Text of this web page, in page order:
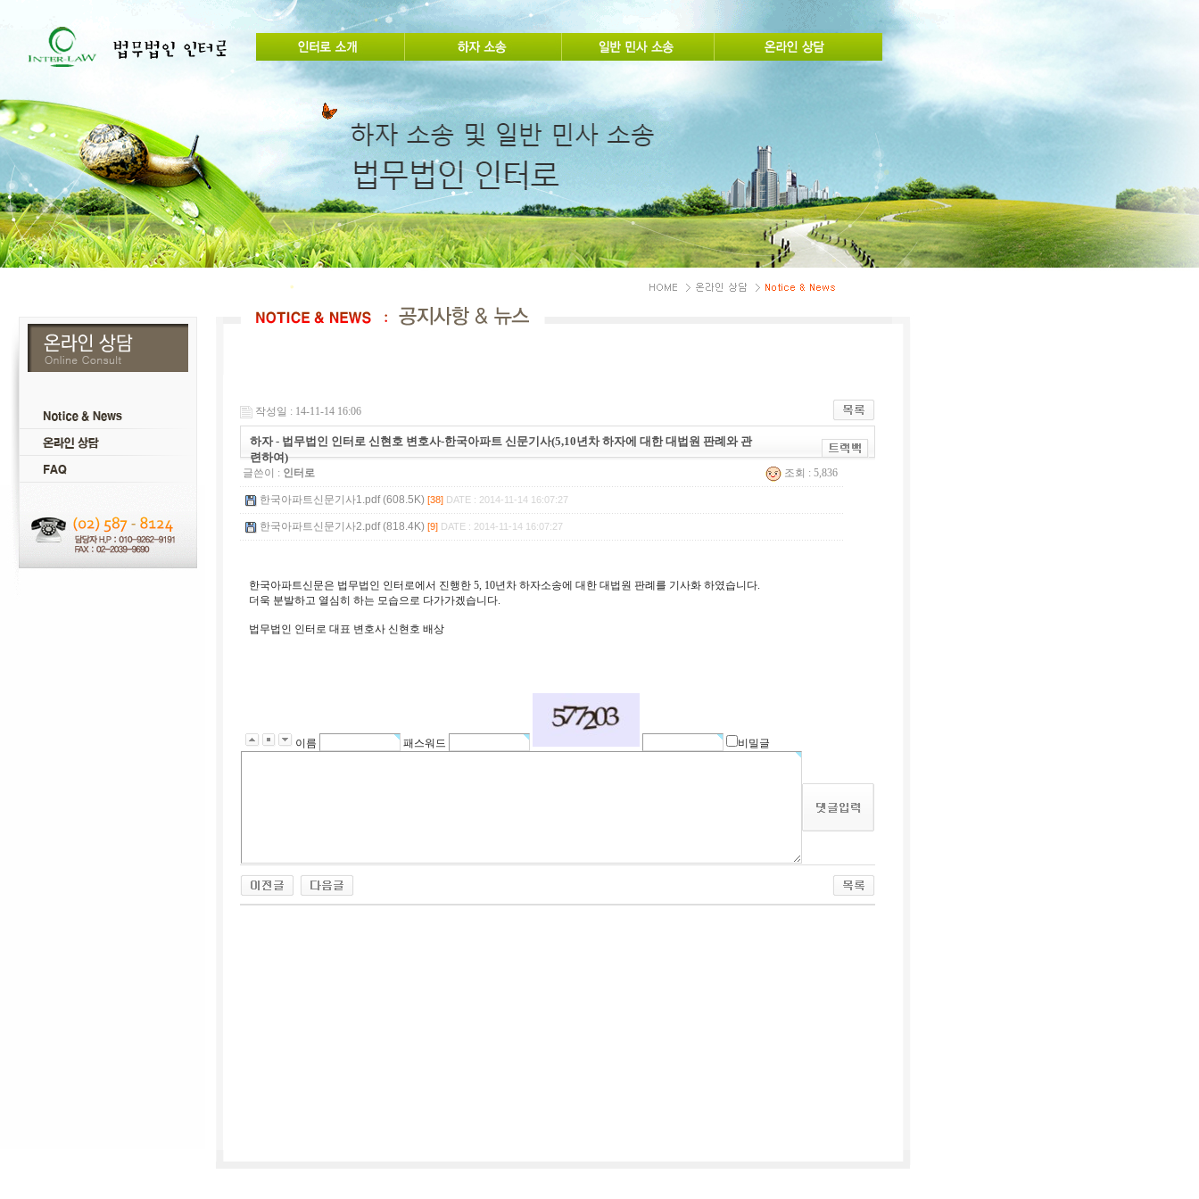
작성일 : 14-11-14 16:06
하자 - 법무법인 인터로 신현호 변호사-한국아파트 신문기사(5,10년차 하자에 대한 대법원 판례와 관
련하여)
글쓴이 : 인터로 조회 : 5,836
한국아파트신문기사1.pdf (608.5K) [38] DATE : 2014-11-14 16:07:27
한국아파트신문기사2.pdf (818.4K) [9] DATE : 2014-11-14 16:07:27
한국아파트신문은 법무법인 인터로에서 진행한 5, 10년차 하자소송에 대한 대법원 판례를 기사화 하였습니다.
더욱 분발하고 열심히 하는 모습으로 다가가겠습니다.
법무법인 인터로 대표 변호사 신현호 배상
이름 패스워드 비밀글